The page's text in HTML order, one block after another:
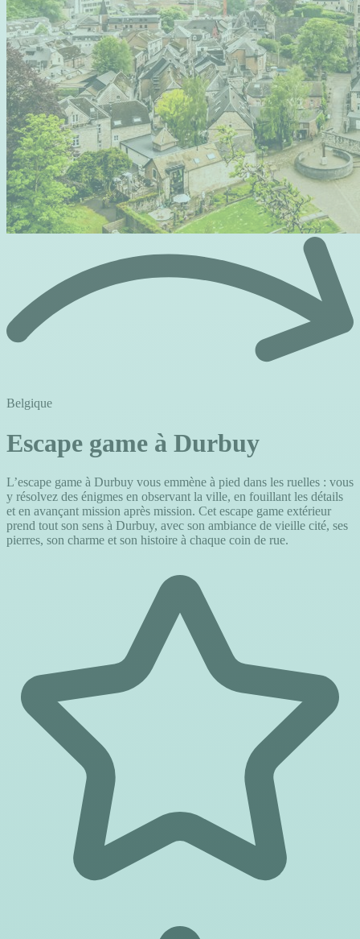
Belgique
Escape game à Durbuy
L’escape game à Durbuy vous emmène à pied dans les ruelles : vous
y résolvez des énigmes en observant la ville, en fouillant les détails
et en avançant mission après mission. Cet escape game extérieur
prend tout son sens à Durbuy, avec son ambiance de vieille cité, ses
pierres, son charme et son histoire à chaque coin de rue.